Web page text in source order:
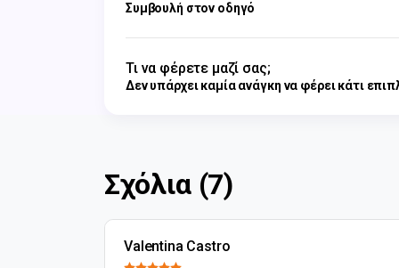
Συμβουλή στον οδηγό
Τι να φέρετε μαζί σας;
Δεν υπάρχει καμία ανάγκη να φέρει κάτι
Σχόλια (7)
Valentina Castro